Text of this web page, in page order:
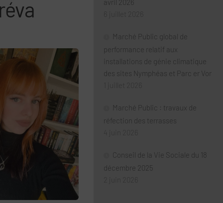
avril 2026
Marché Public global de
performance relatif aux
installations de génie climatique
des sites Nymphéas et Parc er Vor
Marché Public : travaux de
réfection des terrasses
Conseil de la Vie Sociale du 18
décembre 2025